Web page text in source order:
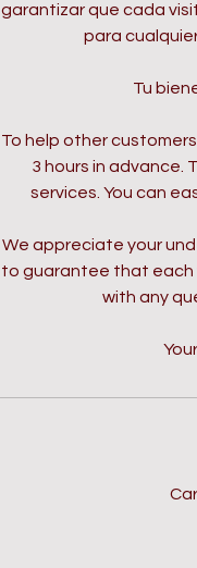
garantizar que cada
para
Tu
To help other
3 hours in advance.
services. You can
We appreciate your
to guarantee that each
with any